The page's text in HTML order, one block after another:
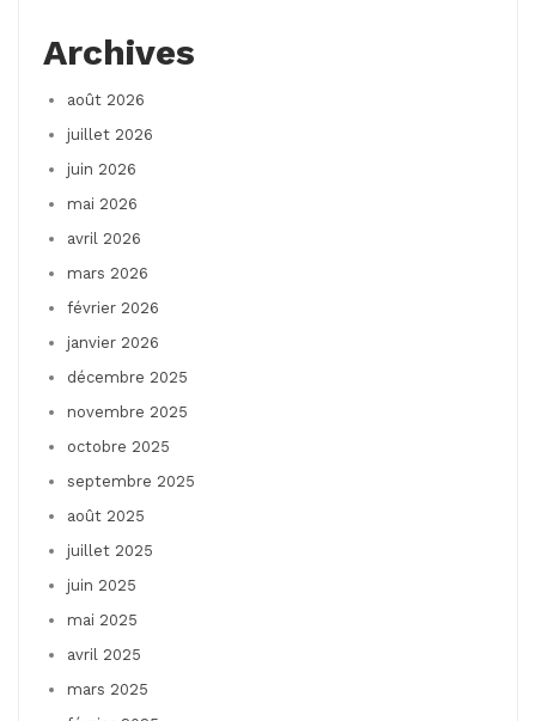
Archives
août 2026
juillet 2026
juin 2026
mai 2026
avril 2026
mars 2026
février 2026
janvier 2026
décembre 2025
novembre 2025
octobre 2025
septembre 2025
août 2025
juillet 2025
juin 2025
mai 2025
avril 2025
mars 2025